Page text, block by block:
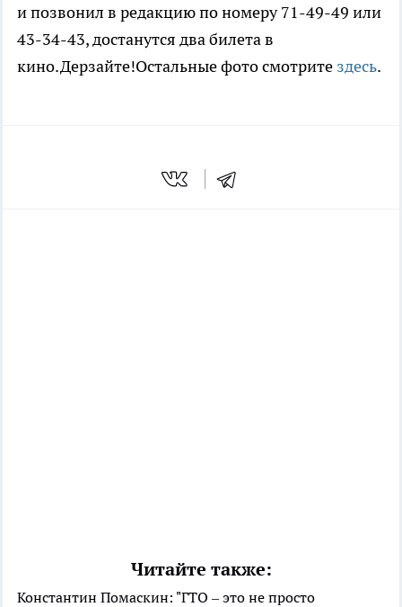
и позвонил в редакцию по номеру 71-49-49 или
43-34-43, достанутся два билета в
кино.Дерзайте!Остальные фото смотрите здесь.
Читайте также:
Константин Помаскин: "ГТО – это не просто